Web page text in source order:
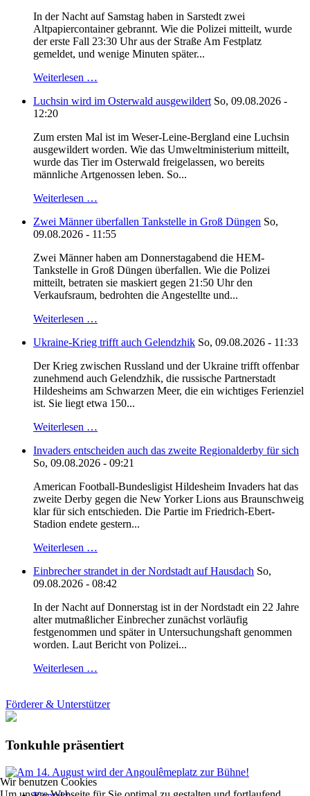
In der Nacht auf Samstag haben in Sarstedt zwei
Altpapiercontainer gebrannt. Wie die Polizei mitteilt, wurde
der erste Fall 23:30 Uhr aus der Straße Am Festplatz
gemeldet, und wenige Minuten später...
Weiterlesen …
Luchsin wird im Osterwald ausgewildert So, 09.08.2026 -
12:20
Zum ersten Mal ist im Weser-Leine-Bergland eine Luchsin
ausgewildert worden. Wie das Umweltministerium mitteilt,
wurde das Tier im Osterwald freigelassen, wo bereits
männliche Artgenossen leben. So...
Weiterlesen …
Zwei Männer überfallen Tankstelle in Groß Düngen So,
09.08.2026 - 11:55
Zwei Männer haben am Donnerstagabend die HEM-
Tankstelle in Groß Düngen überfallen. Wie die Polizei
mitteilt, betraten sie maskiert gegen 21:50 Uhr den
Verkaufsraum, bedrohten die Angestellte und...
Weiterlesen …
Ukraine-Krieg trifft auch Gelendzhik So, 09.08.2026 - 11:33
Der Krieg zwischen Russland und der Ukraine trifft offenbar
zunehmend auch Gelendzhik, die russische Partnerstadt
Hildesheims am Schwarzen Meer, die ein wichtiges Ferienziel
ist. Sie liegt etwa 150...
Weiterlesen …
Invaders entscheiden auch das zweite Regionalderby für sich
So, 09.08.2026 - 09:21
American Football-Bundesligist Hildesheim Invaders hat das
zweite Derby gegen die New Yorker Lions aus Braunschweig
klar für sich entschieden. Die Partie im Friedrich-Ebert-
Stadion endete gestern...
Weiterlesen …
Einbrecher strandet in der Nordstadt auf Hausdach So,
09.08.2026 - 08:42
In der Nacht auf Donnerstag ist in der Nordstadt ein 22 Jahre
alter mutmaßlicher Einbrecher zunächst vorläufig
festgenommen und später in Untersuchungshaft genommen
worden. Laut Bericht von Polizei...
Weiterlesen …
Förderer & Unterstützer
Tonkuhle präsentiert
Wir benutzen Cookies